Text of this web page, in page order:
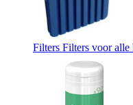
Filters Filters voor alle